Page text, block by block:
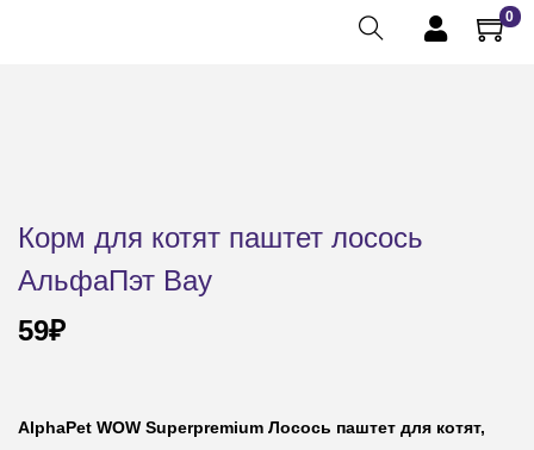
0
Корм для котят паштет лосось
АльфаПэт Вау
59₽
AlphaPet WOW Superpremium Лосось паштет для котят,